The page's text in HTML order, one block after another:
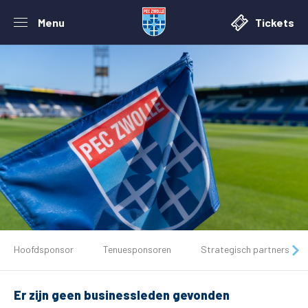
Menu Tickets
Tickets
Matchdays
Hoofdsponsor Tenuesponsoren Strategisch partners
Er zijn geen businessleden gevonden